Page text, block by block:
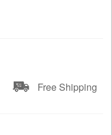
Free Shipping